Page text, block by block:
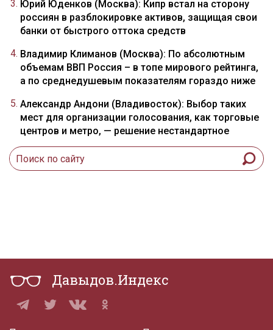
Юрий Юденков (Москва): Кипр встал на сторону
россиян в разблокировке активов, защищая свои
банки от быстрого оттока средств
Владимир Климанов (Москва): По абсолютным
объемам ВВП Россия – в топе мирового рейтинга,
а по среднедушевым показателям гораздо ниже
Александр Андони (Владивосток): Выбор таких
мест для организации голосования, как торговые
центров и метро, — решение нестандартное
Давыдов.Индекс